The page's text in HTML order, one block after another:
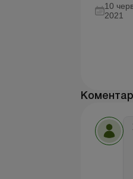
10
2021